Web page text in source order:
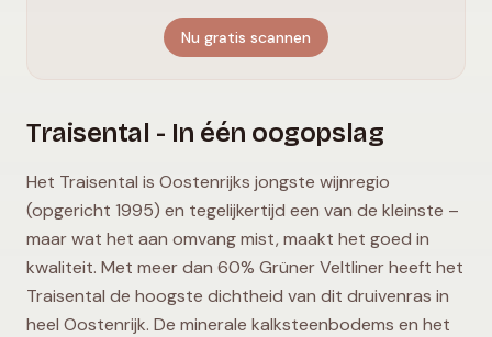
Nu gratis scannen
Traisental - In één oogopslag
Het Traisental is Oostenrijks jongste wijnregio
(opgericht 1995) en tegelijkertijd een van de kleinste –
maar wat het aan omvang mist, maakt het goed in
kwaliteit. Met meer dan 60% Grüner Veltliner heeft het
Traisental de hoogste dichtheid van dit druivenras in
heel Oostenrijk. De minerale kalksteenbodems en het